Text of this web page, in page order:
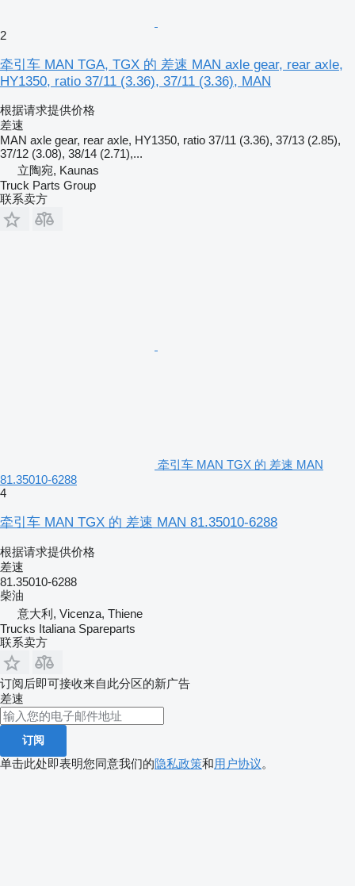
2
牵引车 MAN TGA, TGX 的 差速 MAN axle gear, rear axle,
HY1350, ratio 37/11 (3.36), 37/11 (3.36), MAN
根据请求提供价格
差速
MAN axle gear, rear axle, HY1350, ratio 37/11 (3.36), 37/13 (2.85),
37/12 (3.08), 38/14 (2.71),...
立陶宛, Kaunas
Truck Parts Group
联系卖方
牵引车 MAN TGX 的 差速 MAN
81.35010-6288
4
牵引车 MAN TGX 的 差速 MAN 81.35010-6288
根据请求提供价格
差速
81.35010-6288
柴油
意大利, Vicenza, Thiene
Trucks Italiana Spareparts
联系卖方
订阅后即可接收来自此分区的新广告
差速
订阅
单击此处即表明您同意我们的隐私政策和用户协议。